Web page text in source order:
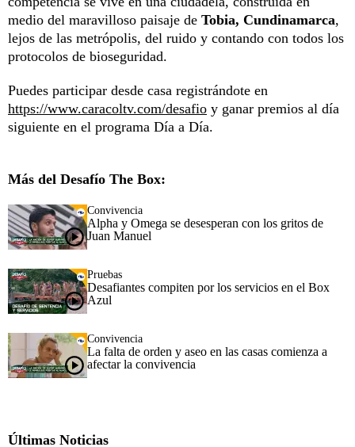
medio del maravilloso paisaje de Tobia, Cundinamarca,
lejos de las metrópolis, del ruido y contando con todos los
protocolos de bioseguridad.
Puedes participar desde casa registrándote en
https://www.caracoltv.com/desafio y ganar premios al día
siguiente en el programa Día a Día.
Más del Desafío The Box:
Convivencia
Alpha y Omega se desesperan con los gritos de
Juan Manuel
Pruebas
Desafiantes compiten por los servicios en el Box
Azul
Convivencia
La falta de orden y aseo en las casas comienza a
afectar la convivencia
Últimas Noticias